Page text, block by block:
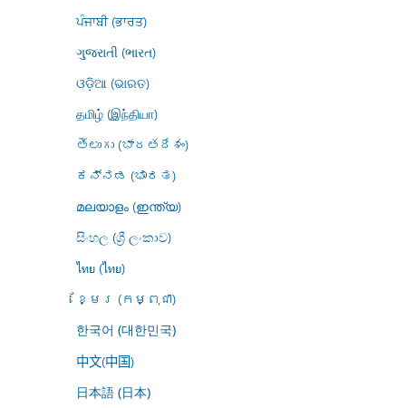
ਪੰਜਾਬੀ (ਭਾਰਤ)
ગુજરાતી (ભારત)
ଓଡ଼ିଆ (ଭାରତ)
தமிழ் (இந்தியா)
తెలుగు (భారతదేశం)
ಕನ್ನಡ (ಭಾರತ)
മലയാളം (ഇന്ത്യ)
සිංහල (ශ්‍රී ලංකාව)
ไทย (ไทย)
ខ្មែរ (កម្ពុជា)
한국어 (대한민국)
中文(中国)
日本語 (日本)